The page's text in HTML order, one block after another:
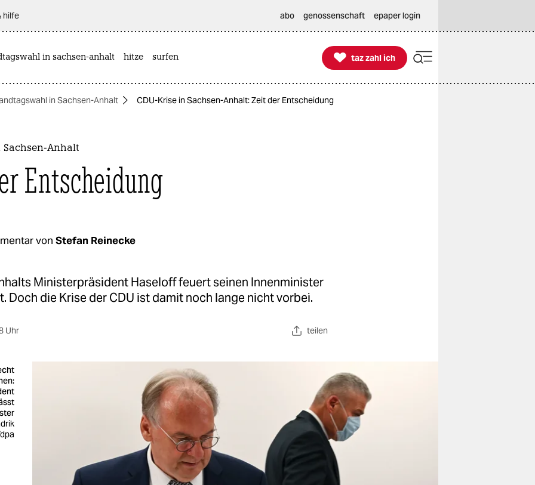
hilfe abo genossenschaft epaper login
in sachsen-anhalt hitze surfen 
taz zahl ich
taz zahl ich
in Sachsen-Anhalt CDU-Krise in Sachsen-Anhalt: Zeit der Entscheidung
Sachsen-Anhalt
Entscheidung
von Stefan Reinecke
Ministerpräsident Haseloff feuert seinen Innenminister
Doch die Krise der CDU ist damit noch lange nicht vorbei.
Uhr teilen